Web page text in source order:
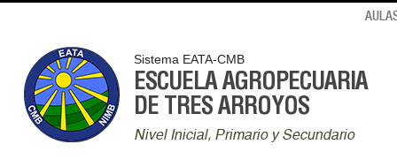
Sistema EATA-CMB
ESCUELA AGROPECUARIA
DE TRES ARROYOS
Nivel Inicial, Primario y Secundario